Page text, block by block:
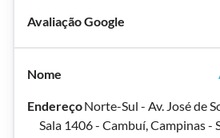
Norte-Sul - Av. José de
Sala 1406 - Cambuí, Campinas -